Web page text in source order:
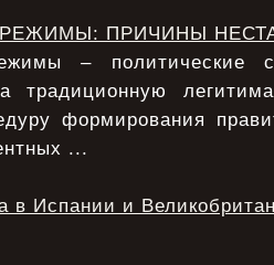
ПРИЧИНЫ
– политические
традиционную
формирования
...
в Испании и